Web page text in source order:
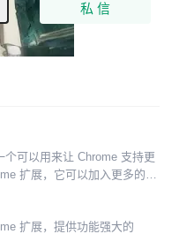
私 信
个可以用来让 Chrome 支持更
扩展，它可以加入更多的
扩展，提供功能强大的